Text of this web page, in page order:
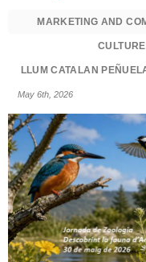
MARKETING AND
LLUM CATALAN
May 6th, 2026